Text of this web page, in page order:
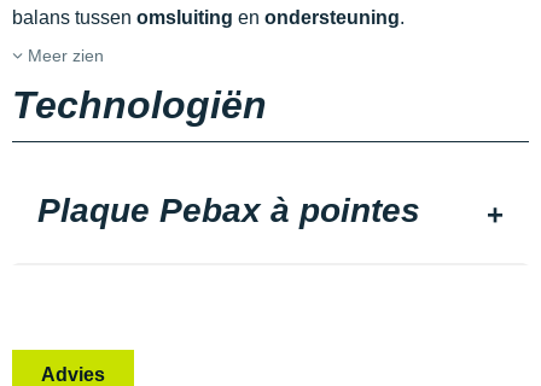
balans tussen omsluiting en ondersteuning.
Meer zien
Technologiën
Plaque Pebax à pointes
Advies